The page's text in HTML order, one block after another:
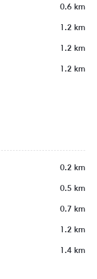
0.6 km
1.2 km
1.2 km
1.2 km
0.2 km
0.5 km
0.7 km
1.2 km
1.4 km